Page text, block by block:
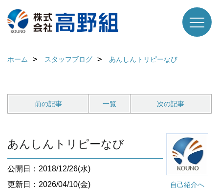
ホーム スタッフブログ あんしんトリピーなび
前の記事 一覧 次の記事
自己紹介へ
あんしんトリピーなび
公開日：2018/12/26(水)
更新日：2026/04/10(金)